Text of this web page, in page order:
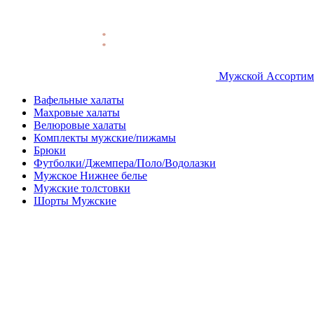
Мужской
Вафельные халаты
Махровые халаты
Велюровые халаты
Комплекты мужские/пижамы
Брюки
Футболки/Джемпера/Поло/Водолазки
Мужское Нижнее белье
Мужские толстовки
Шорты Мужские